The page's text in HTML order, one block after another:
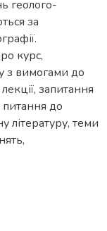
геолого-
за
курс,
з вимогами до
запитання
питання до
літературу, теми